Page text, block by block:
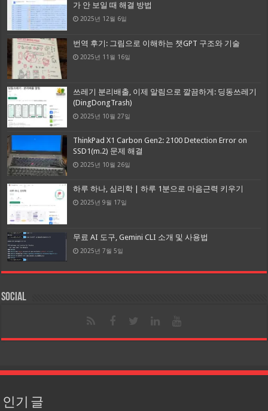
가 안 보일 때 해결 방법
2025년 12월 6일
번역 후기: 그림으로 이해하는 챗GPT 구조와 기술
2025년 11월 16일
쓰레기 분리배출, 이제 알림으로 깔끔하게: 딩동쓰레기
(DingDongTrash)
2025년 10월 27일
ThinkPad X1 Carbon Gen2: 2100 Detection Error on
SSD1(m.2) 문제 해결
2025년 10월 26일
하루 하나, 심리학 | 하루 1분으로 마음근력 키우기
2025년 9월 17일
무료 AI 도구, Gemini CLI 소개 및 사용법
2025년 7월 5일
Social
인기 글